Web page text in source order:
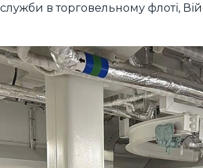
служби в торговельному флоті,